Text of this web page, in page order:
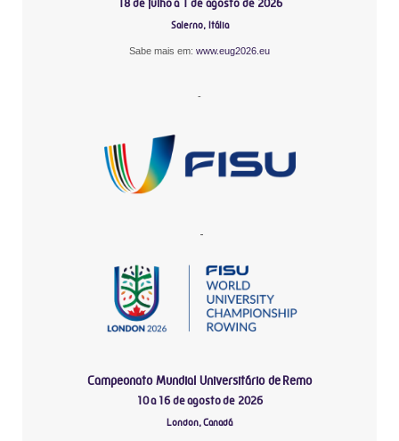
18 de julho a 1 de agosto de 2026
Salerno, Itália
Sabe mais em: www.eug2026.eu
-
-
Campeonato Mundial Universitário de Remo
10 a 16 de agosto de 2026
London, Canadá